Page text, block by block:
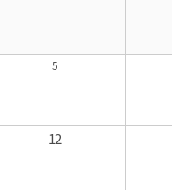
5
12